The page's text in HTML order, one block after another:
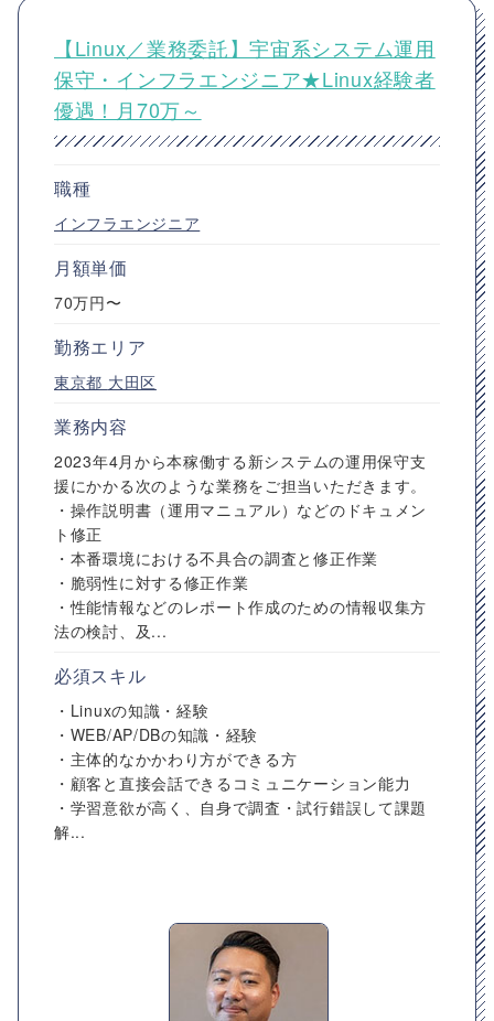
【Linux／業務委託】宇宙系システム運用
保守・インフラエンジニア★Linux経験者
優遇！月70万～
職種
インフラエンジニア
月額単価
70万円〜
勤務エリア
東京都 大田区
業務内容
2023年4月から本稼働する新システムの運用保守支
援にかかる次のような業務をご担当いただきます。
・操作説明書（運用マニュアル）などのドキュメン
ト修正
・本番環境における不具合の調査と修正作業
・脆弱性に対する修正作業
・性能情報などのレポート作成のための情報収集方
法の検討、及...
必須スキル
・Linuxの知識・経験
・WEB/AP/DBの知識・経験
・主体的なかかわり方ができる方
・顧客と直接会話できるコミュニケーション能力
・学習意欲が高く、自身で調査・試行錯誤して課題
解...